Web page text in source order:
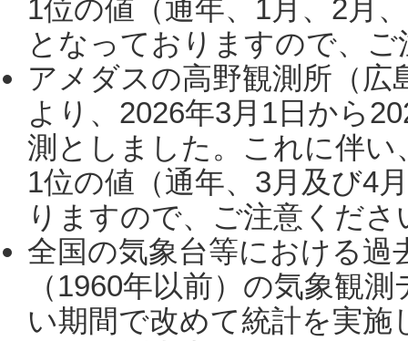
1位の値（通年、1月、2月
となっておりますので、
アメダスの高野観測所（
より、2026年3月1日から
測としました。これに伴い
1位の値（通年、3月及び4
りますので、ご注意くだ
全国の気象台等における過
（1960年以前）の気象観
い期間で改めて統計を実